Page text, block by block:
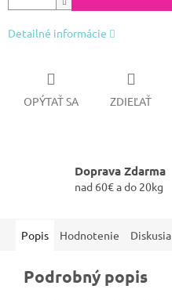
Detailné informácie
OPÝTAŤ SA ZDIEĽAŤ
Doprava Zdarma
nad 60€ a do 20kg
Popis Hodnotenie Diskusia
Podrobný popis